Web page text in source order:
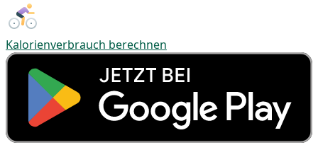
Kalorienverbrauch berechnen